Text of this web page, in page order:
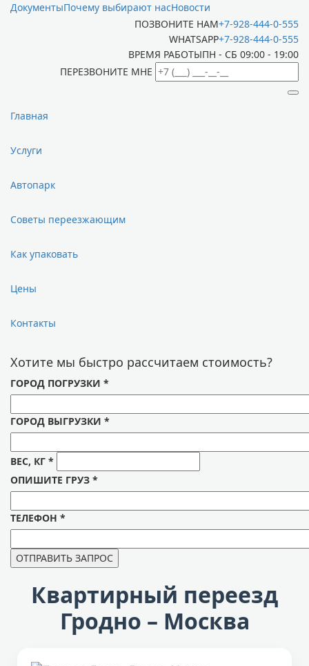
ДокументыПочему выбирают насНовости
ПОЗВОНИТЕ НАМ+7-928-444-0-555
WHATSAPP+7-928-444-0-555
ВРЕМЯ РАБОТЫПН - СБ 09:00 - 19:00
ПЕРЕЗВОНИТЕ МНЕ
Главная
Услуги
Автопарк
Советы переезжающим
Как упаковать
Цены
Контакты
Хотите мы быстро рассчитаем стоимость?
ГОРОД ПОГРУЗКИ *
ГОРОД ВЫГРУЗКИ *
ВЕС, КГ *
ОПИШИТЕ ГРУЗ *
ТЕЛЕФОН *
Квартирный переезд
Гродно – Москва